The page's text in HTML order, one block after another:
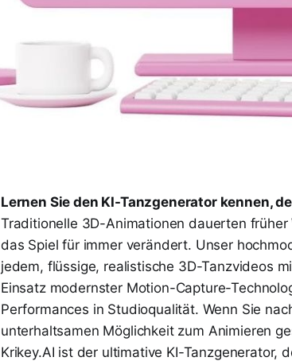
Lernen Sie den KI-Tanzgenerator kennen,
Traditionelle 3D-Animationen dauerten
das Spiel für immer verändert. Unser
jedem, flüssige, realistische 3D-Tanzvideos
Einsatz modernster Motion-Capture-
Performances in Studioqualität. Wenn Sie
unterhaltsamen Möglichkeit zum Animieren
Krikey.AI ist der ultimative KI-Tanzgenerator,